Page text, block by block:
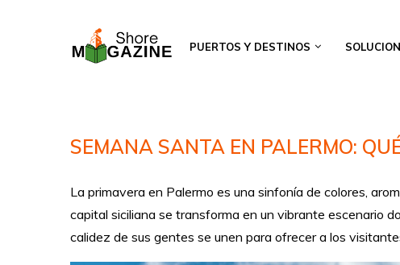
PUERTOS Y DESTINOS
SEMANA SANTA EN PALERMO:
La primavera en Palermo es una sinfonía de colores,
capital siciliana se transforma en un vibrante escenario
calidez de sus gentes se unen para ofrecer a los